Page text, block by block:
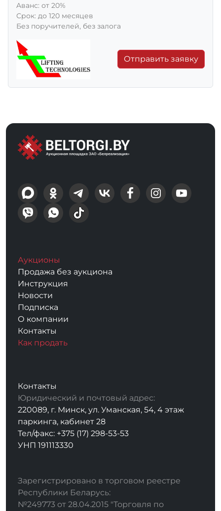
Aванс: от 20%
Срок: до 120 месяцев
Без поручителей, без залога
Отправить заявку
Аукционы
Продажа без аукциона
Инструкция
Новости
Подписка
О компании
Контакты
Как продать
Контакты
Юридический и почтовый адрес:
220089, г. Минск, ул. Уманская, 54, 4 этаж
паркинга, кабинет 28
Тел/факс: +375 (17) 298-53-53
УНП 191113330
Зарегистрировано в торговом реестре
Республики Беларусь:
№249773 от 28.04.2015 "Торговля по